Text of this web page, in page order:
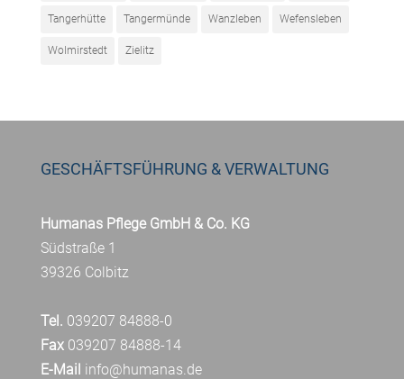
Tangerhütte Tangermünde Wanzleben Wefensleben
Wolmirstedt Zielitz
GESCHÄFTSFÜHRUNG & VERWALTUNG
Humanas Pflege GmbH & Co. KG
Südstraße 1
39326 Colbitz
Tel. 039207 84888-0
Fax039207 84888-14
E-Mail info@humanas.de